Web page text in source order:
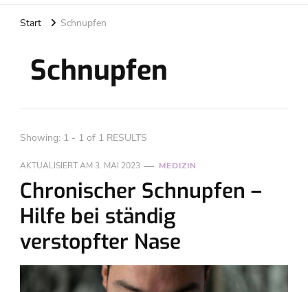
Start Schnupfen
Schnupfen
Showing: 1 - 1 of 1 RESULTS
AKTUALISIERT AM 3. MAI 2023 MEDIZIN
Chronischer Schnupfen –
Hilfe bei ständig
verstopfter Nase